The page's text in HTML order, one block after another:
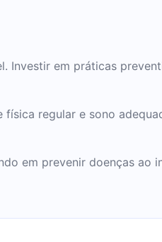
Investir em práticas
regular e sono
em prevenir doenças ao